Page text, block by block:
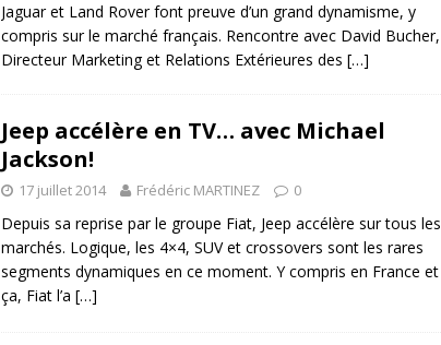
Jaguar et Land Rover font preuve d’un grand dynamisme, y
compris sur le marché français. Rencontre avec David Bucher,
Directeur Marketing et Relations Extérieures des […]
Jeep accélère en TV… avec Michael
Jackson!
17 juillet 2014 Frédéric MARTINEZ 0
Depuis sa reprise par le groupe Fiat, Jeep accélère sur tous les
marchés. Logique, les 4×4, SUV et crossovers sont les rares
segments dynamiques en ce moment. Y compris en France et
ça, Fiat l’a […]